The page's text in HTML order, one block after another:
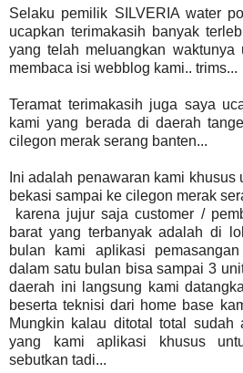
Selaku pemilik SILVERIA water
ucapkan terimakasih banyak
yang telah meluangkan waktunya
membaca isi webblog kami.. trims...
Teramat terimakasih juga saya
kami yang berada di daerah
cilegon merak serang banten...
Ini adalah penawaran kami khusus
bekasi sampai ke cilegon merak
karena jujur saja customer /
barat yang terbanyak adalah di
bulan kami aplikasi
dalam satu bulan bisa sampai 3
daerah ini langsung kami
beserta teknisi dari home base
Mungkin kalau ditotal total
yang kami aplikasi khusus
sebutkan tadi...